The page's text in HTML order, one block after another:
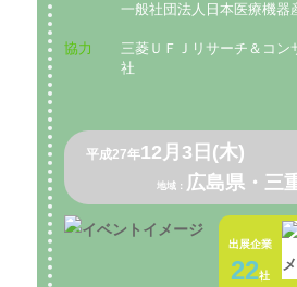
一般社団法人日本医療機器
協力
三菱ＵＦＪリサーチ＆コン
社
平成27年12月3日(木)
地域： 広島県・三
出展企業
22社